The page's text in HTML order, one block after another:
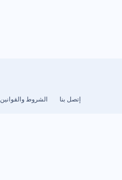
إتصل بنا الشروط والقوانين